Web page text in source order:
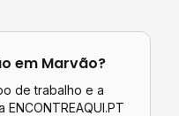
em Marvão?
de trabalho e a